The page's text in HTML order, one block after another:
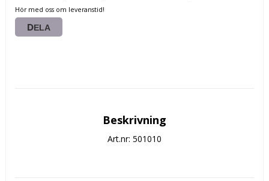
Hör med oss om leveranstid!
DELA
Beskrivning
Art.nr: 501010